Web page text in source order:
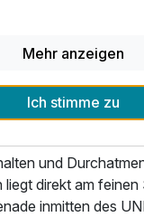
ab 16:00 Uhr
Gepäck kann
Abreise
und
liegt direkt am
inmitten des
Mehr anzeigen
Ich stimme zu